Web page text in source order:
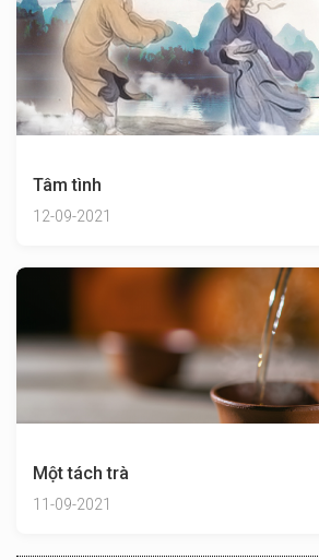
Tâm tình
12-09-2021
Một tách trà
11-09-2021